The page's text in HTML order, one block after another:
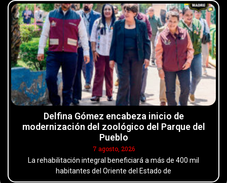
Delfina Gómez encabeza inicio de
modernización del zoológico del Parque del
Pueblo
7 agosto, 2026
La rehabilitación integral beneficiará a más de 400 mil
habitantes del Oriente del Estado de